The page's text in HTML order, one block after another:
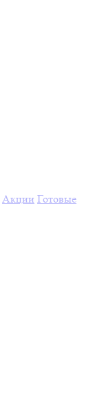
Акции Готовые